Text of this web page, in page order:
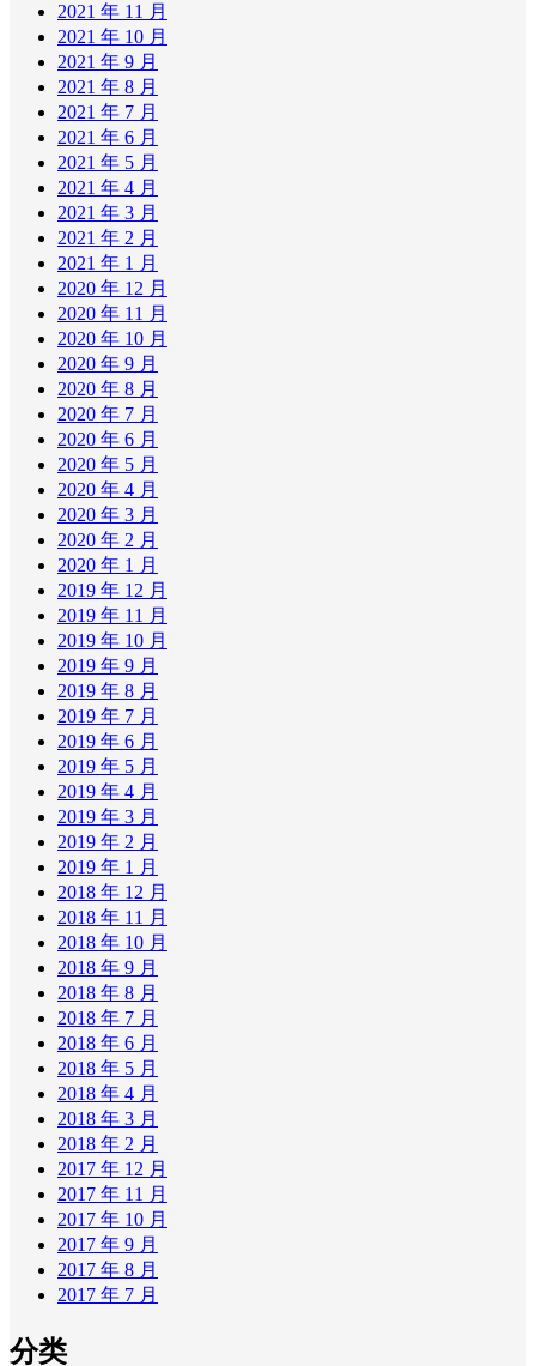
2021 年 11 月
2021 年 10 月
2021 年 9 月
2021 年 8 月
2021 年 7 月
2021 年 6 月
2021 年 5 月
2021 年 4 月
2021 年 3 月
2021 年 2 月
2021 年 1 月
2020 年 12 月
2020 年 11 月
2020 年 10 月
2020 年 9 月
2020 年 8 月
2020 年 7 月
2020 年 6 月
2020 年 5 月
2020 年 4 月
2020 年 3 月
2020 年 2 月
2020 年 1 月
2019 年 12 月
2019 年 11 月
2019 年 10 月
2019 年 9 月
2019 年 8 月
2019 年 7 月
2019 年 6 月
2019 年 5 月
2019 年 4 月
2019 年 3 月
2019 年 2 月
2019 年 1 月
2018 年 12 月
2018 年 11 月
2018 年 10 月
2018 年 9 月
2018 年 8 月
2018 年 7 月
2018 年 6 月
2018 年 5 月
2018 年 4 月
2018 年 3 月
2018 年 2 月
2017 年 12 月
2017 年 11 月
2017 年 10 月
2017 年 9 月
2017 年 8 月
2017 年 7 月
分类